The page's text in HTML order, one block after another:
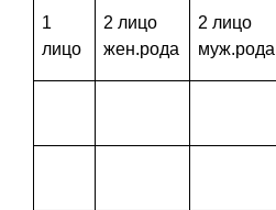
1
лицо
2 лицо
жен.рода
2 лицо
муж.рода